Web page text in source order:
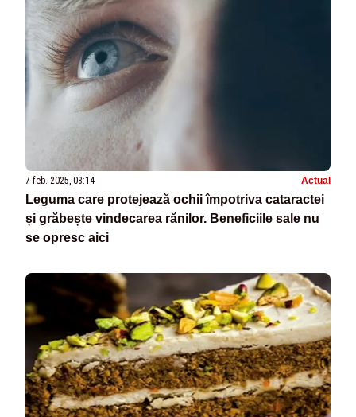
7 feb. 2025, 08:14 Actual
Leguma care protejează ochii împotriva cataractei
și grăbește vindecarea rănilor. Beneficiile sale nu
se opresc aici